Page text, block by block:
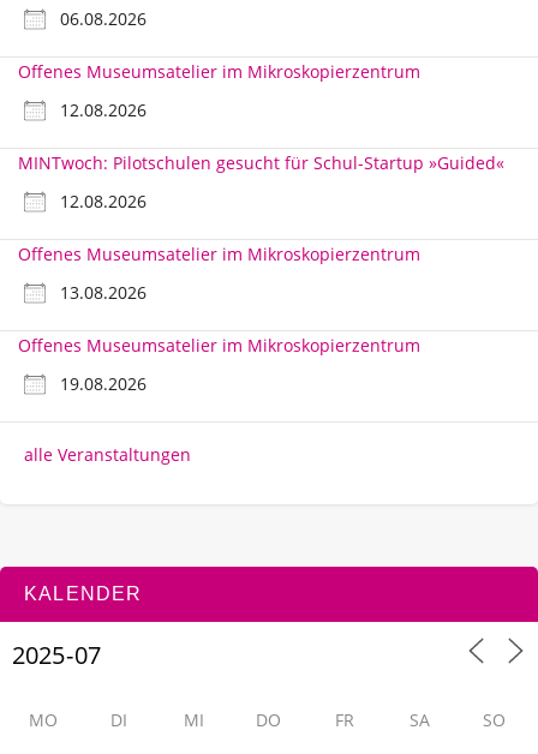
06.08.2026
Offenes Museumsatelier im Mikroskopierzentrum
12.08.2026
MINTwoch: Pilotschulen gesucht für Schul-Startup »Guided«
12.08.2026
Offenes Museumsatelier im Mikroskopierzentrum
13.08.2026
Offenes Museumsatelier im Mikroskopierzentrum
19.08.2026
alle Veranstaltungen
KALENDER
MO DI MI DO FR SA SO